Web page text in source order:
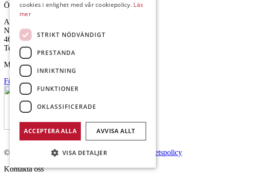
Öppettider: 07:00-16:00
Andrésen Maskin i Brålanda AB
Nuntorp 301
464 64 Brålanda
Telefon: 0521-57 57 30
Mejl: Se flik längst ner till höger.
Följ oss på Facebook
© Copyright 2026 Andrésen Maskin AB.
Integritetspolicy
Kontakta oss
cookies i enlighet med vår cookiepolicy. Läs
mer
STRIKT NÖDVÄNDIGT
PRESTANDA
INRIKTNING
FUNKTIONER
OKLASSIFICERADE
ACCEPTERA ALLA AVVISA ALLT
VISA DETALJER